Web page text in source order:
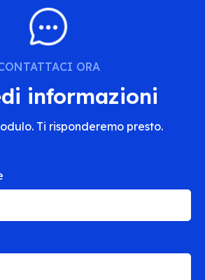
ORA
informazioni
Ti risponderemo presto.